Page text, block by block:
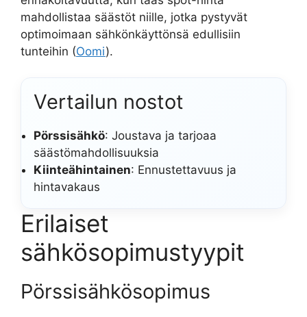
mahdollistaa säästöt niille, jotka pystyvät
optimoimaan sähkönkäyttönsä edullisiin
tunteihin (Oomi).
Vertailun nostot
Pörssisähkö: Joustava ja tarjoaa
säästömahdollisuuksia
Kiinteähintainen: Ennustettavuus ja
hintavakaus
Erilaiset
sähkösopimustyypit
Pörssisähkösopimus